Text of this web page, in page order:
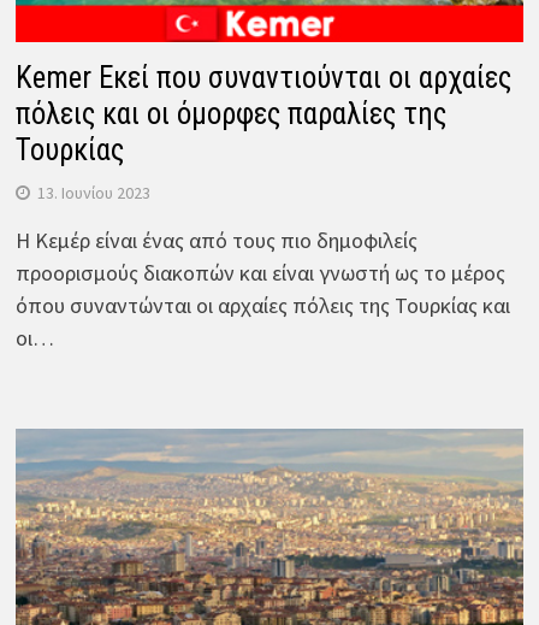
Kemer Εκεί που συναντιούνται οι αρχαίες
πόλεις και οι όμορφες παραλίες της
Τουρκίας
13. Ιουνίου 2023
Η Κεμέρ είναι ένας από τους πιο δημοφιλείς
προορισμούς διακοπών και είναι γνωστή ως το μέρος
όπου συναντώνται οι αρχαίες πόλεις της Τουρκίας και
οι…